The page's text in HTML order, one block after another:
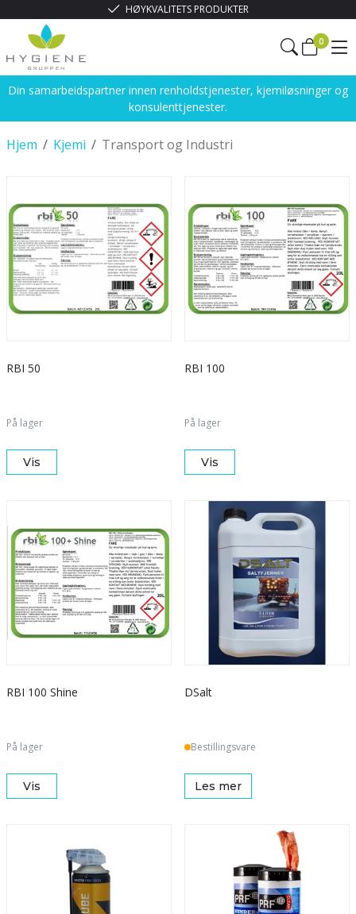
HØYKVALITETS PRODUKTER
0
Din samarbeidspartner innen renholdstjenester, kjemiløsninger og
konsulenttjenester.
/
Hjem /
Kjemi Transport og Industri
RBI 50
På lager
Vis
RBI 100
På lager
Vis
RBI 100 Shine
På lager
Vis
DSalt
Bestillingsvare
Les mer